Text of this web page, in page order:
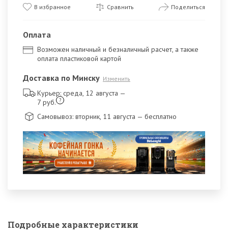
В избранное Сравнить Поделиться
Оплата
Возможен наличный и безналичный расчет, а также
оплата пластиковой картой
Доставка по Минску Изменить
Курьер: среда, 12 августа —
7 руб. ?
Самовывоз: вторник, 11 августа — бесплатно
Подробные характеристики